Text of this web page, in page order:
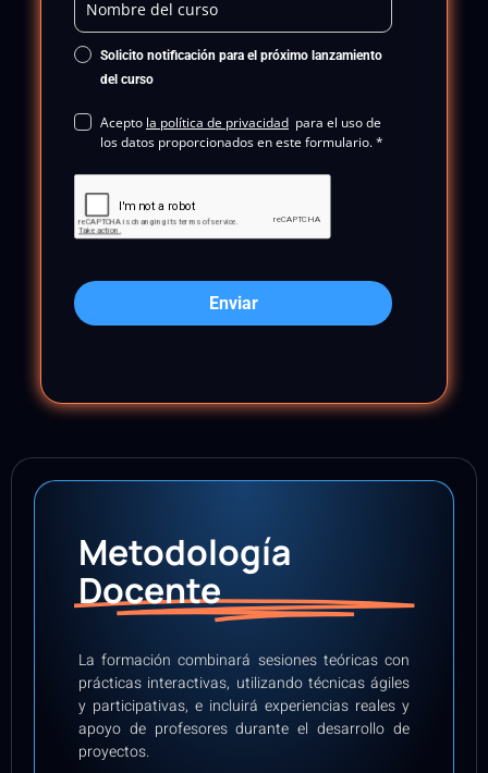
Solicito notificación para el próximo lanzamiento
del curso
Acepto la política de privacidad para el uso de
los datos proporcionados en este formulario. *
Enviar
Metodología
Docente
La formación combinará sesiones teóricas con
prácticas interactivas, utilizando técnicas ágiles
y participativas, e incluirá experiencias reales y
apoyo de profesores durante el desarrollo de
proyectos.